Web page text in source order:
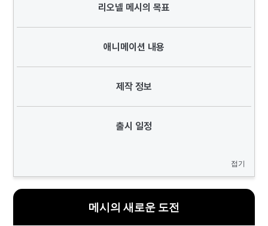
리오넬 메시의 목표
애니메이션 내용
제작 정보
출시 일정
접기
메시의 새로운 도전